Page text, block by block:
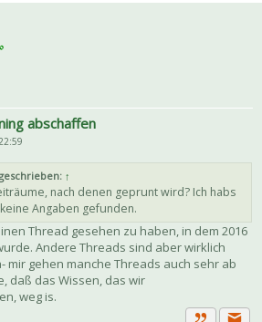
abschaffen
↑
nach denen geprunt wird? Ich habs
Angaben gefunden.
Thread gesehen zu haben, in dem 2016
Andere Threads sind aber wirklich
mir gehen manche Threads auch sehr ab
daß das Wissen, das wir
weg is.